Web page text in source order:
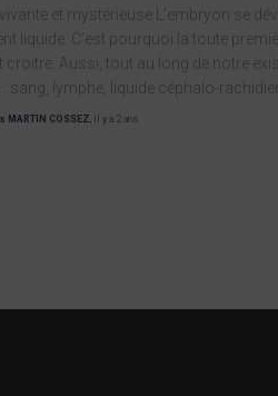
vivante et mystérieuse L’embryon se
liquide. C’est pourquoi la toute
croitre. Aussi, tout au long de notre
: sang, lymphe, liquide céphalo-
MARTIN COSSEZ, il y a 2 ans